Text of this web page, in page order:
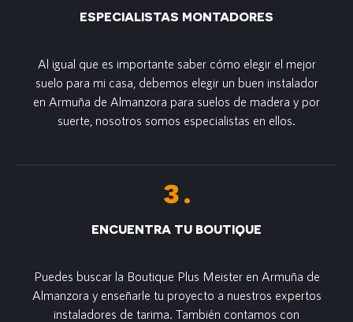
ESPECIALISTAS MONTADORES
Al igual que es importante saber cómo elegir el mejor
suelo para mi casa, debemos elegir un buen instalador
en Armuña de Almanzora para suelos de madera y por
suerte, nosotros somos especialistas en ellos.
ENCUENTRA TU BOUTIQUE
Puedes buscar la Boutique Plus Meister en Armuña de
Almanzora y enseñarle tu proyecto a nuestros expertos
instaladores de tarima. También contamos con